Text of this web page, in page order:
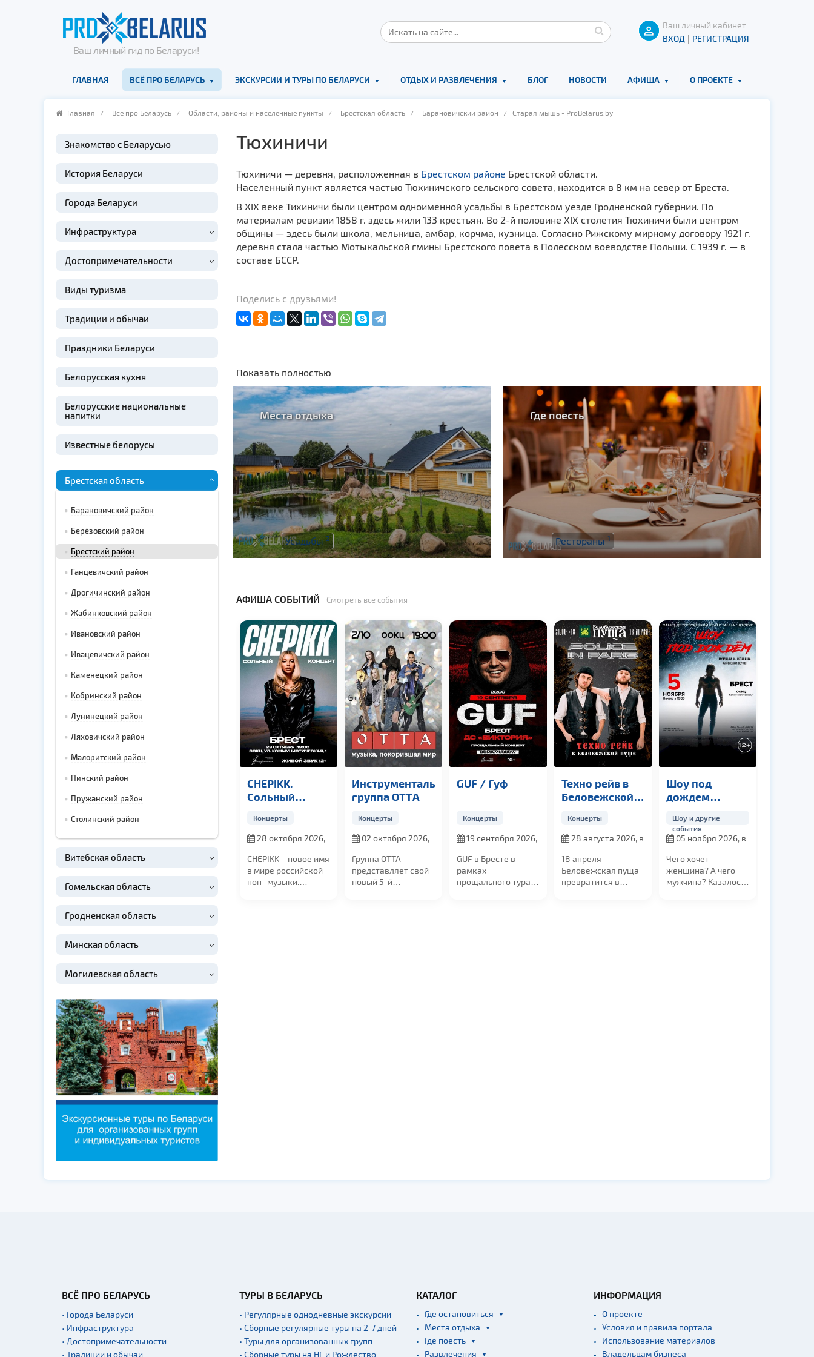
Ваш личный гид по Беларуси!
Ваш личный кабинет
ВХОД | РЕГИСТРАЦИЯ
ГЛАВНАЯ ВСЁ ПРО БЕЛАРУСЬ ЭКСКУРСИИ И ТУРЫ ПО БЕЛАРУСИ ОТДЫХ И РАЗВЛЕЧЕНИЯ БЛОГ НОВОСТИ АФИША О ПРОЕКТЕ
Главная / Всё про Беларусь / Области, районы и населенные пункты / Брестская область / Барановичский район / Старая мышь - ProBelarus.by
Знакомство с Беларусью
История Беларуси
Города Беларуси
Инфраструктура
Достопримечательности
Виды туризма
Традиции и обычаи
Праздники Беларуси
Белорусская кухня
Белорусские национальные
напитки
Известные белорусы
Брестская область
Барановичский район
Берёзовский район
Брестский район
Ганцевичский район
Дрогичинский район
Жабинковский район
Ивановский район
Ивацевичский район
Каменецкий район
Кобринский район
Лунинецкий район
Ляховичский район
Малоритский район
Пинский район
Пружанский район
Столинский район
Витебская область
Гомельская область
Гродненская область
Минская область
Могилевская область
Тюхиничи
Тюхиничи — деревня, расположенная в Брестском районе Брестской области.
Населенный пункт является частью Тюхиничского сельского совета, находится в 8 км на север от Бреста.
В XIX веке Тихиничи были центром одноименной усадьбы в Брестском уезде Гродненской губернии. По
материалам ревизии 1858 г. здесь жили 133 крестьян. Во 2-й половине XIX столетия Тюхиничи были центром
общины — здесь были школа, мельница, амбар, корчма, кузница. Согласно Рижскому мирному договору 1921 г.
деревня стала частью Мотыкальской гмины Брестского повета в Полесском воеводстве Польши. С 1939 г. — в
составе БССР.
Поделись с друзьями!
Показать полностью
Места отдыха
Усадьбы 2
Где поесть
Рестораны1
АФИША СОБЫТИЙ Смотреть все события
CHEPIKK.
Сольный
Концерты
28 октября 2026,
CHEPIKK – новое имя
в мире российской
поп- музыки.
Инструментальная
группа OTTА
Концерты
02 октября 2026,
Группа ОТТА
представляет свой
новый 5-й
GUF / Гуф
Концерты
19 сентября 2026,
GUF в Бресте в
рамках
прощального тура!
Техно рейв в
Беловежской
Концерты
28 августа 2026, в
18 апреля
Беловежская пуща
превратится в
Шоу под
дождем
Женщина»
Шоу и другие
события
05 ноября 2026, в
Чего хочет
женщина? А чего
мужчина? Казалось
ВСЁ ПРО БЕЛАРУСЬ
• Города Беларуси
• Инфраструктура
• Достопримечательности
• Традиции и обычаи
ТУРЫ В БЕЛАРУСЬ
• Регулярные однодневные экскурсии
• Сборные регулярные туры на 2-7 дней
• Туры для организованных групп
• Сборные туры на НГ и Рождество
КАТАЛОГ
Где остановиться
Места отдыха
Где поесть
Развлечения
ИНФОРМАЦИЯ
О проекте
Условия и правила портала
Использование материалов
Владельцам бизнеса